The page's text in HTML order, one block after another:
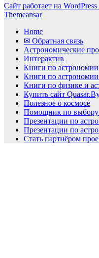
Сайт работает на WordPress
Themeansar
Home
✉ Обратная связь
Астрономические
Интерактив
Книги по астрономии
Книги по
Книги по физике и
Купить сайт
Полезное о космосе
Помощник по выбору
Презентации по
Презентации по
Стать партнёром